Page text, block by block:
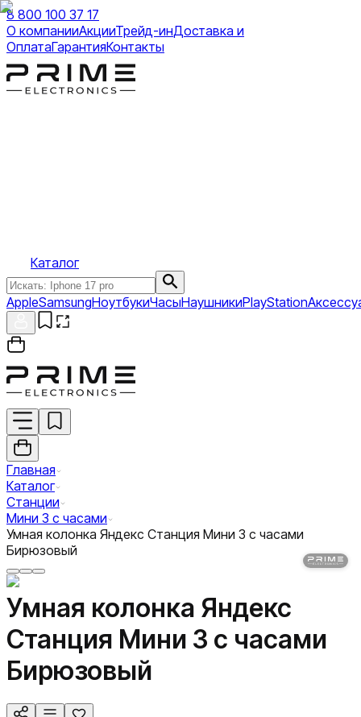
8 800 100 37 17
О компанииАкцииТрейд-инДоставка и
ОплатаГарантияКонтакты
Каталог
AppleSamsungНоутбукиЧасыНаушникиPlayStation
Главная
Каталог
Станции
Мини 3 с часами
Умная колонка Яндекс Станция Мини 3 c часами
Бирюзовый
Умная колонка Яндекс
Станция Мини 3 c часами
Бирюзовый